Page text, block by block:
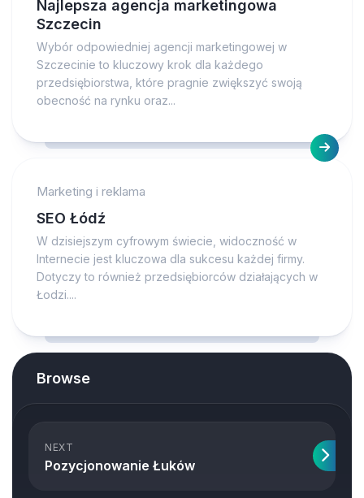
Najlepsza agencja marketingowa
Szczecin
Wybór odpowiedniej agencji marketingowej w
Szczecinie to kluczowy krok dla każdego
przedsiębiorstwa, które pragnie zwiększyć swoją
obecność na rynku oraz...
Marketing i reklama
SEO Łódź
W dzisiejszym cyfrowym świecie, widoczność w
Internecie jest kluczowa dla sukcesu każdej firmy.
Dotyczy to również przedsiębiorców działających w
Łodzi....
Browse
NEXT
Pozycjonowanie Łuków